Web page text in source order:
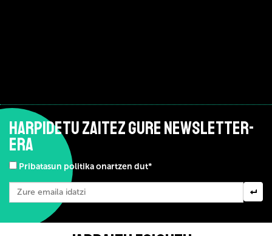
HARPIDETU ZAITEZ GURE NEWSLETTER-
ERA
Pribatasun politika onartzen dut*